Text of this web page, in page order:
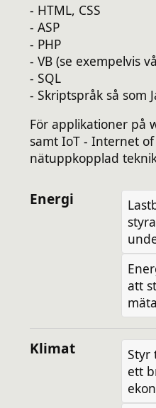
- HTML, CSS
- ASP
- PHP
- VB (se exempelvis
- SQL
- Skriptspråk så som
För applikationer på
samt IoT - Internet
nätuppkopplad
Energi
att
Klimat
Styr
ett